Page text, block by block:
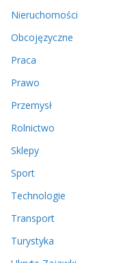
Nieruchomości
Obcojęzyczne
Praca
Prawo
Przemysł
Rolnictwo
Sklepy
Sport
Technologie
Transport
Turystyka